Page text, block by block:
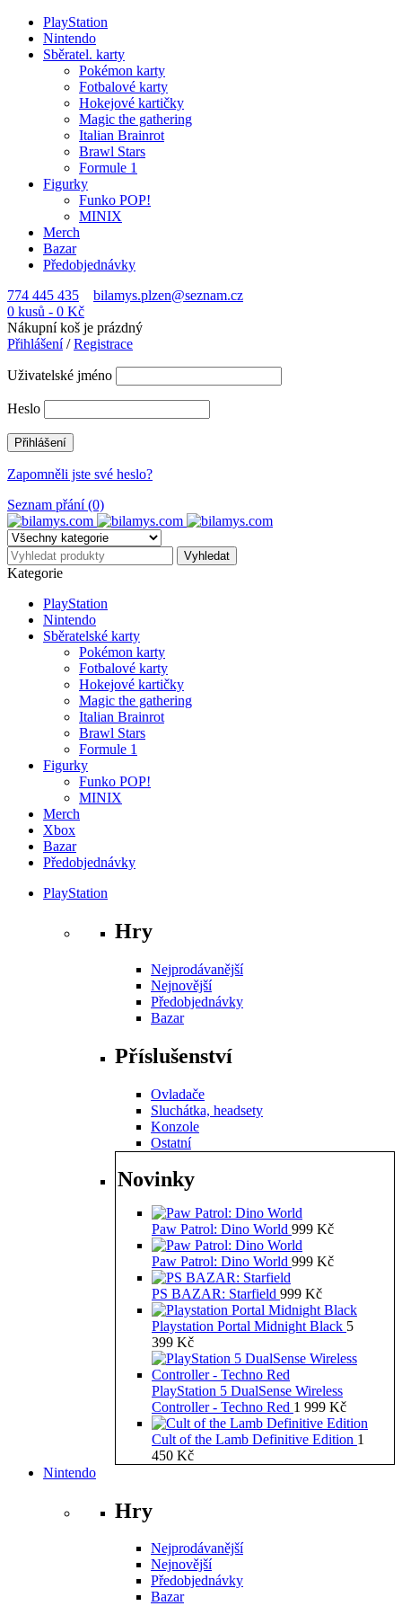
PlayStation
Nintendo
Sběratel. karty
Pokémon karty
Fotbalové karty
Hokejové kartičky
Magic the gathering
Italian Brainrot
Brawl Stars
Formule 1
Figurky
Funko POP!
MINIX
Merch
Bazar
Předobjednávky
774 445 435
bilamys.plzen@seznam.cz
0 kusů - 0 Kč
Nákupní koš je prázdný
Přihlášení/Registrace
Uživatelské jméno
Heslo
Zapomněli jste své heslo?
Seznam přání (0)
Kategorie
PlayStation
Nintendo
Sběratelské karty
Pokémon karty
Fotbalové karty
Hokejové kartičky
Magic the gathering
Italian Brainrot
Brawl Stars
Formule 1
Figurky
Funko POP!
MINIX
Merch
Xbox
Bazar
Předobjednávky
PlayStation
Hry
Nejprodávanější
Nejnovější
Předobjednávky
Bazar
Příslušenství
Ovladače
Sluchátka, headsety
Konzole
Ostatní
Novinky
Paw Patrol: Dino World 999 Kč
Paw Patrol: Dino World 999 Kč
PS BAZAR: Starfield 999 Kč
Playstation Portal Midnight Black 5
399 Kč
PlayStation 5 DualSense Wireless
Controller - Techno Red 1 999 Kč
Cult of the Lamb Definitive Edition 1
450 Kč
Nintendo
Hry
Nejprodávanější
Nejnovější
Předobjednávky
Bazar